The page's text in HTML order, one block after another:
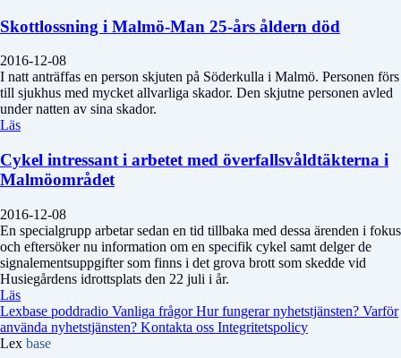
Skottlossning i Malmö-Man 25-års åldern död
2016-12-08
I natt anträffas en person skjuten på Söderkulla i Malmö. Personen förs
till sjukhus med mycket allvarliga skador. Den skjutne personen avled
under natten av sina skador.
Läs
Cykel intressant i arbetet med överfallsvåldtäkterna i
Malmöområdet
2016-12-08
En specialgrupp arbetar sedan en tid tillbaka med dessa ärenden i fokus
och eftersöker nu information om en specifik cykel samt delger de
signalementsuppgifter som finns i det grova brott som skedde vid
Husiegårdens idrottsplats den 22 juli i år.
Läs
Lexbase poddradio Vanliga frågorHur fungerar nyhetstjänsten? Varför
använda nyhetstjänsten? Kontakta oss Integritetspolicy
Lex base